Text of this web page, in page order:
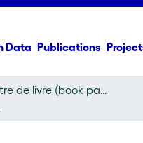
Data Publications
Chapitre de livre (book part)